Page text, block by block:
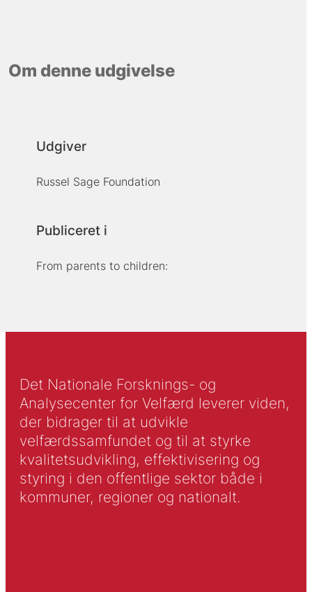
Om denne udgivelse
Udgiver
Russel Sage Foundation
Publiceret i
From parents to children:
Det Nationale Forsknings- og
Analysecenter for Velfærd leverer viden,
der bidrager til at udvikle
velfærdssamfundet og til at styrke
kvalitetsudvikling, effektivisering og
styring i den offentlige sektor både i
kommuner, regioner og nationalt.